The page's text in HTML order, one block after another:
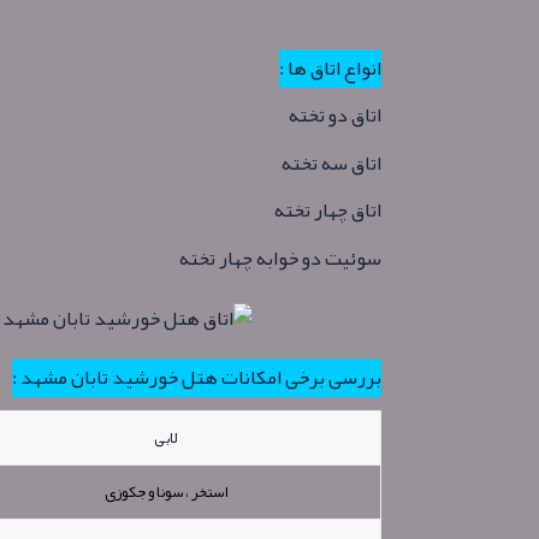
انواع اتاق ها :
اتاق دو تخته
اتاق سه تخته
اتاق چهار تخته
سوئیت دو خوابه چهار تخته
بررسی برخی امکانات هتل خورشید تابان مشهد :
لابی
استخر ، سونا و جکوزی